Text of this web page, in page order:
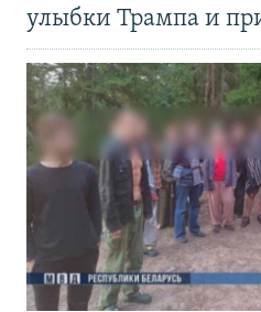
улыбки Трампа и